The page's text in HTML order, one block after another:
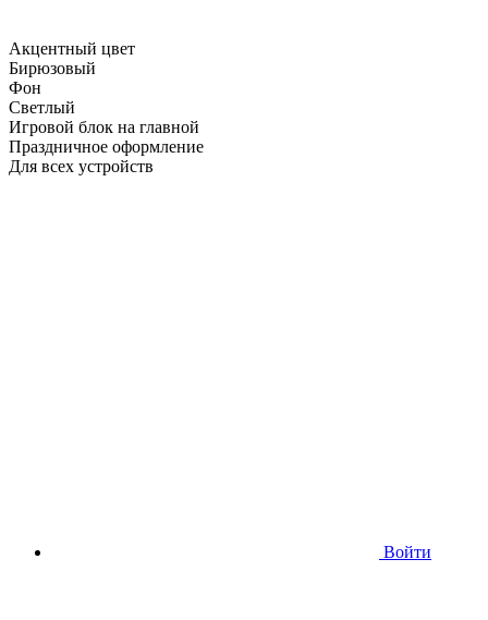
Акцентный цвет
Бирюзовый
Фон
Светлый
Игровой блок на главной
Праздничное оформление
Для всех устройств
Войти